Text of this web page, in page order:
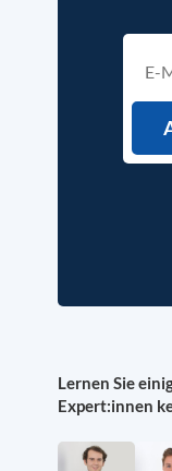
Lernen Sie
Expert:innen